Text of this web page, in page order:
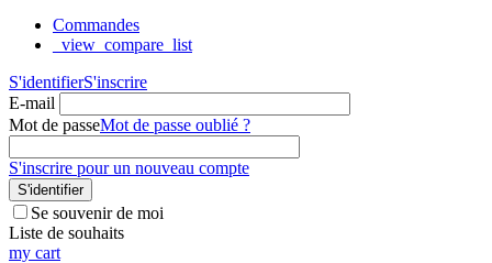
Commandes
_view_compare_list
S'identifierS'inscrire
E-mail
Mot de passeMot de passe oublié ?
S'inscrire pour un nouveau compte
S'identifier
Se souvenir de moi
Liste de souhaits
my cart